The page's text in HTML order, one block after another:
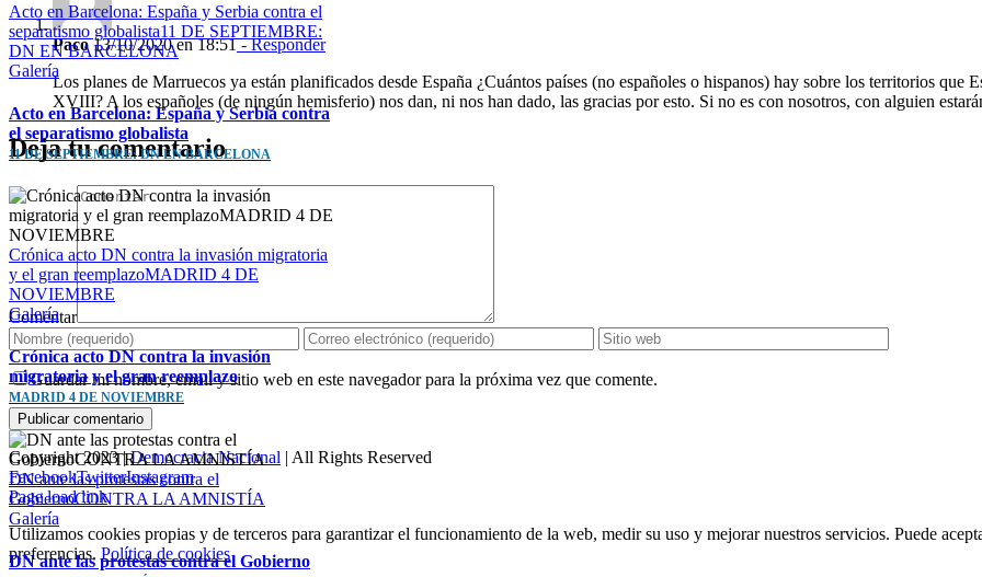
Acto en Barcelona: España y Serbia contra el
separatismo globalista11 DE SEPTIEMBRE:
DN EN BARCELONA
Galería
Acto en Barcelona: España y Serbia contra
el separatismo globalista
11 DE SEPTIEMBRE: DN EN BARCELONA
Crónica acto DN contra la invasión migratoria
y el gran reemplazoMADRID 4 DE
NOVIEMBRE
Galería
Crónica acto DN contra la invasión
migratoria y el gran reemplazo
MADRID 4 DE NOVIEMBRE
DN ante las protestas contra el
GobiernoCONTRA LA AMNISTÍA
Galería
DN ante las protestas contra el Gobierno
Paco13/10/2020 en 18:51- Responder
Los planes de Marruecos ya están planificados desde España ¿Cuántos países (no españoles o hispanos) hay sobre los territorios que
XVIII? A los españoles (de ningún hemisferio) nos dan, ni nos han dado, las gracias por esto. Si no es con nosotros, con alguien
Deja tu comentario
Comentar
Guardar mi nombre, email y sitio web en este navegador para la próxima vez que comente.
Copyright 2023 |Democracia Nacional | All Rights Reserved
FacebookTwitterInstagram
Page load link
Utilizamos cookies propias y de terceros para garantizar el funcionamiento de la web, medir su uso y mejorar nuestros servicios. Puede
preferencias. Política de cookies